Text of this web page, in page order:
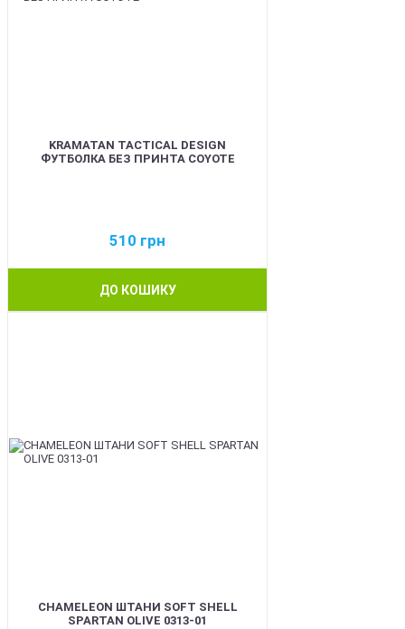
KRAMATAN TACTICAL DESIGN
ФУТБОЛКА БЕЗ ПРИНТА COYOTE
510 грн
ДО КОШИКУ
CHAMELEON ШТАНИ SOFT SHELL
SPARTAN OLIVE 0313-01